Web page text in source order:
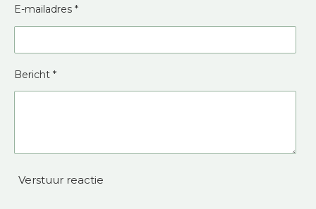
E-mailadres *
Bericht *
Verstuur reactie